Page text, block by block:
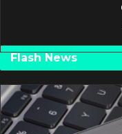
Flash News